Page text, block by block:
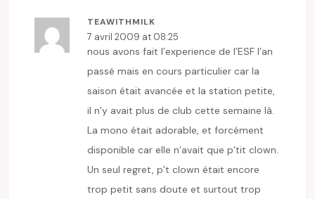
TEAWITHMILK
7 avril 2009 at 08:25
nous avons fait l’experience de l’ESF l’an
passé mais en cours particulier car la
saison était avancée et la station petite,
il n’y avait plus de club cette semaine là.
La mono était adorable, et forcément
disponible car elle n’avait que p’tit clown.
Un seul regret, p’t clown était encore
trop petit sans doute et surtout trop